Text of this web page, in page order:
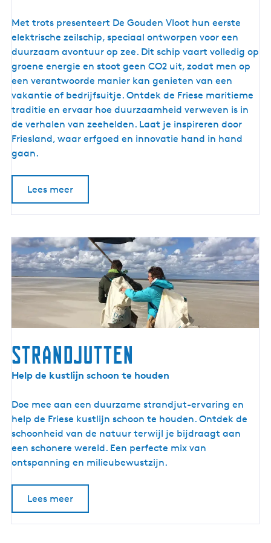
G
o
u
d
e
n
V
l
o
o
Met trots presenteert De Gouden Vloot hun eerste
elektrische zeilschip, speciaal ontworpen voor een
duurzaam avontuur op zee. Dit schip vaart volledig op
groene energie en stoot geen CO2 uit, zodat men op
een verantwoorde manier kan genieten van een
vakantie of bedrijfsuitje. Ontdek de Friese maritieme
traditie en ervaar hoe duurzaamheid verweven is in
de verhalen van zeehelden. Laat je inspireren door
Friesland, waar erfgoed en innovatie hand in hand
gaan.
Lees meer
Strandjutten
S
r
a
n
d
j
Help de kustlijn schoon te houden
Doe mee aan een duurzame strandjut-ervaring en
help de Friese kustlijn schoon te houden. Ontdek de
schoonheid van de natuur terwijl je bijdraagt aan
een schonere wereld. Een perfecte mix van
ontspanning en milieubewustzijn.
Lees meer